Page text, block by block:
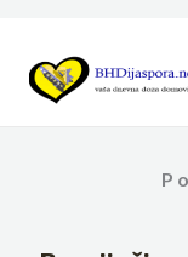
content